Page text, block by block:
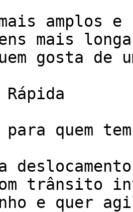
amplos
mais
gosta
quem
trânsito
e quer